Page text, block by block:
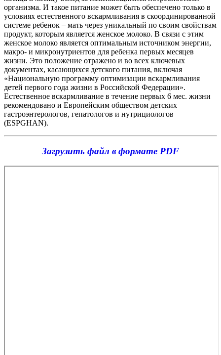
организма. И такое питание может быть обеспечено только в
условиях естественного вскармливания в скоординированной
системе ребенок – мать через уникальный по своим свойствам
продукт, которым является женское молоко. В связи с этим
женское молоко является оптимальным источником энергии,
макро- и микронутриентов для ребенка первых месяцев
жизни. Это положение отражено и во всех ключевых
документах, касающихся детского питания, включая
«Национальную программу оптимизации вскармливания
детей первого года жизни в Российской Федерации».
Естественное вскармливание в течение первых 6 мес. жизни
рекомендовано и Европейским обществом детских
гастроэнтерологов, гепатологов и нутрициологов
(ESPGHAN).
Загрузить файл в формате PDF